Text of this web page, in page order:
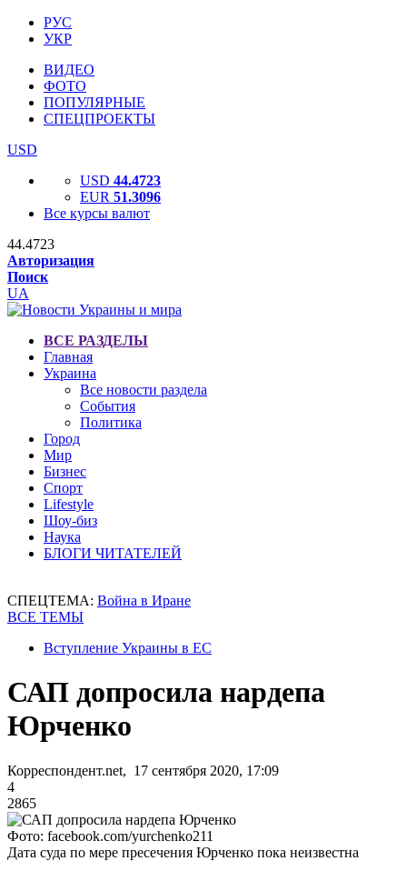
РУС
УКР
ВИДЕО
ФОТО
ПОПУЛЯРНЫЕ
СПЕЦПРОЕКТЫ
USD
USD 44.4723
EUR 51.3096
Все курсы валют
44.4723
Авторизация
Поиск
UA
ВСЕ РАЗДЕЛЫ
Главная
Украина
Все новости раздела
События
Политика
Город
Мир
Бизнес
Спорт
Lifestyle
Шоу-биз
Наука
БЛОГИ ЧИТАТЕЛЕЙ
СПЕЦТЕМА: Война в Иране
ВСЕ ТЕМЫ
Вступление Украины в ЕС
САП допросила нардепа
Юрченко
Корреспондент.net, 17 сентября 2020, 17:09
4
2865
Фото: facebook.com/yurchenko211
Дата суда по мере пресечения Юрченко пока неизвестна